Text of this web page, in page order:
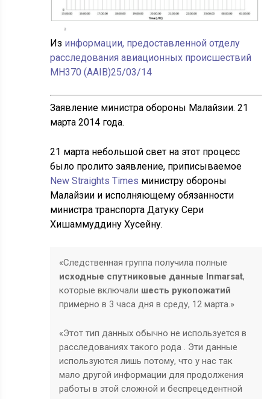
Из информации, предоставленной отделу
расследования авиационных происшествий
MH370 (AAIB)25/03/14
Заявление министра обороны Малайзии. 21
марта 2014 года.
21 марта небольшой свет на этот процесс
было пролито заявление, приписываемое
New Straights Times министру обороны
Малайзии и исполняющему обязанности
министра транспорта Датуку Сери
Хишаммуддину Хусейну.
«Следственная группа получила полные
исходные спутниковые данные Inmarsat,
которые включали шесть рукопожатий
примерно в 3 часа дня в среду, 12 марта.»
«Этот тип данных обычно не используется в
расследованиях такого рода . Эти данные
используются лишь потому, что у нас так
мало другой информации для продолжения
работы в этой сложной и беспрецедентной